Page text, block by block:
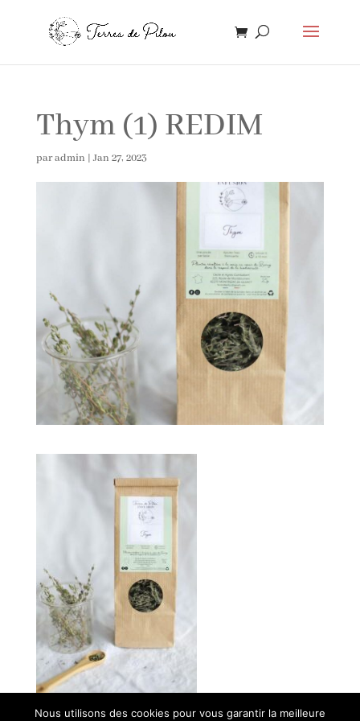
Thym (1) REDIM
paradmin | Jan 27, 2023
Nous utilisons des cookies pour vous garantir la meilleure